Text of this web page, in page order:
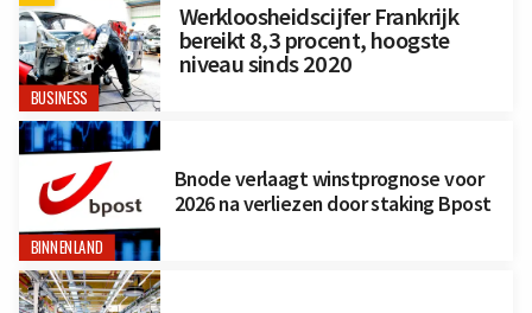
BUSINESS
Werkloosheidscijfer Frankrijk
bereikt 8,3 procent, hoogste
niveau sinds 2020
BINNENLAND
Bnode verlaagt winstprognose voor
2026 na verliezen door staking Bpost